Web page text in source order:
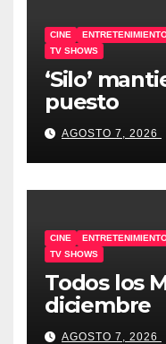
CINE
TV SHOWS
‘Silo’
puesto
AGOSTO 7, 2026
CINE
TV SHOWS
Todos los
diciembre
AGOSTO 7, 2026